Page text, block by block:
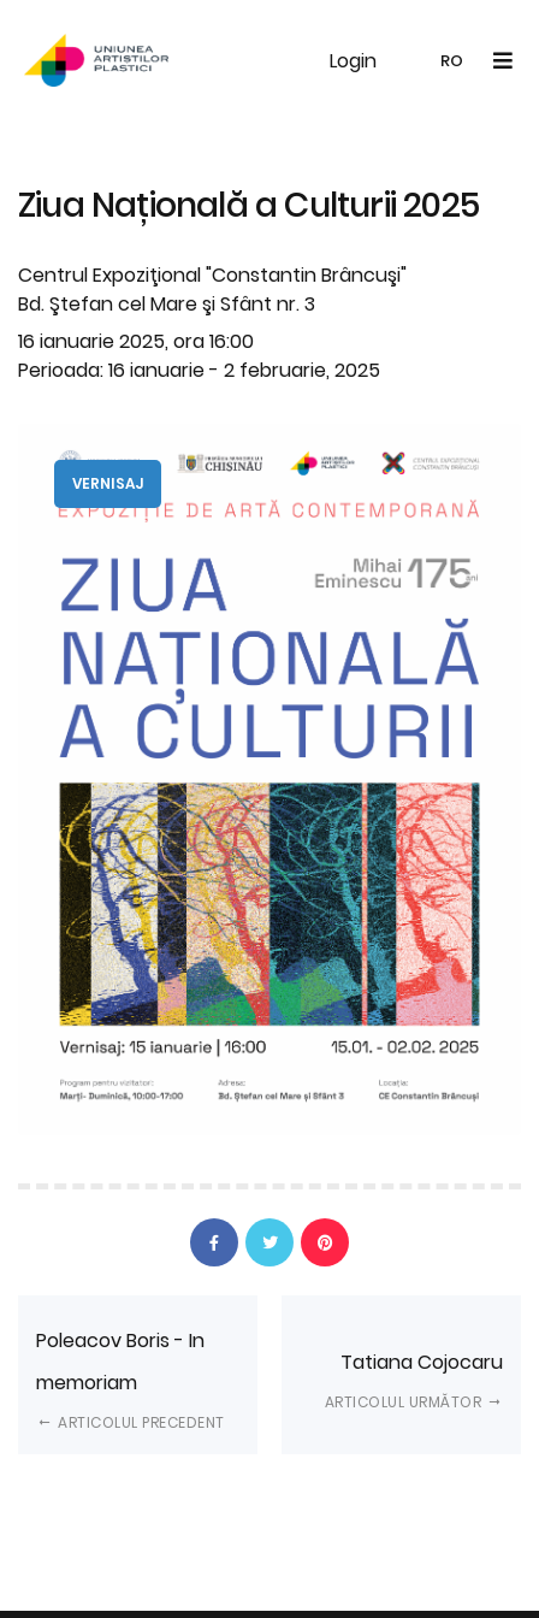
Login RO
UAP Galerie Noutăți
Ziua Națională a Culturii 2025
Centrul Expoziţional "Constantin Brâncuşi"
Bd. Ştefan cel Mare şi Sfânt nr. 3
16 ianuarie 2025, ora 16:00
Perioada: 16 ianuarie - 2 februarie, 2025
VERNISAJ
Poleacov Boris - In
memoriam
ARTICOLUL PRECEDENT
Tatiana Cojocaru
ARTICOLUL URMĂTOR